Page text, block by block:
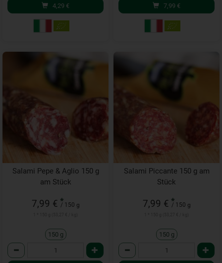
4,29 € 7,99 €
Salami Pepe & Aglio 150 g
am Stück
7,99 € *
/ 150 g
150 g
Anzahl
Salami Piccante 150 g am
Stück
7,99 € *
/ 150 g
150 g
Anzahl